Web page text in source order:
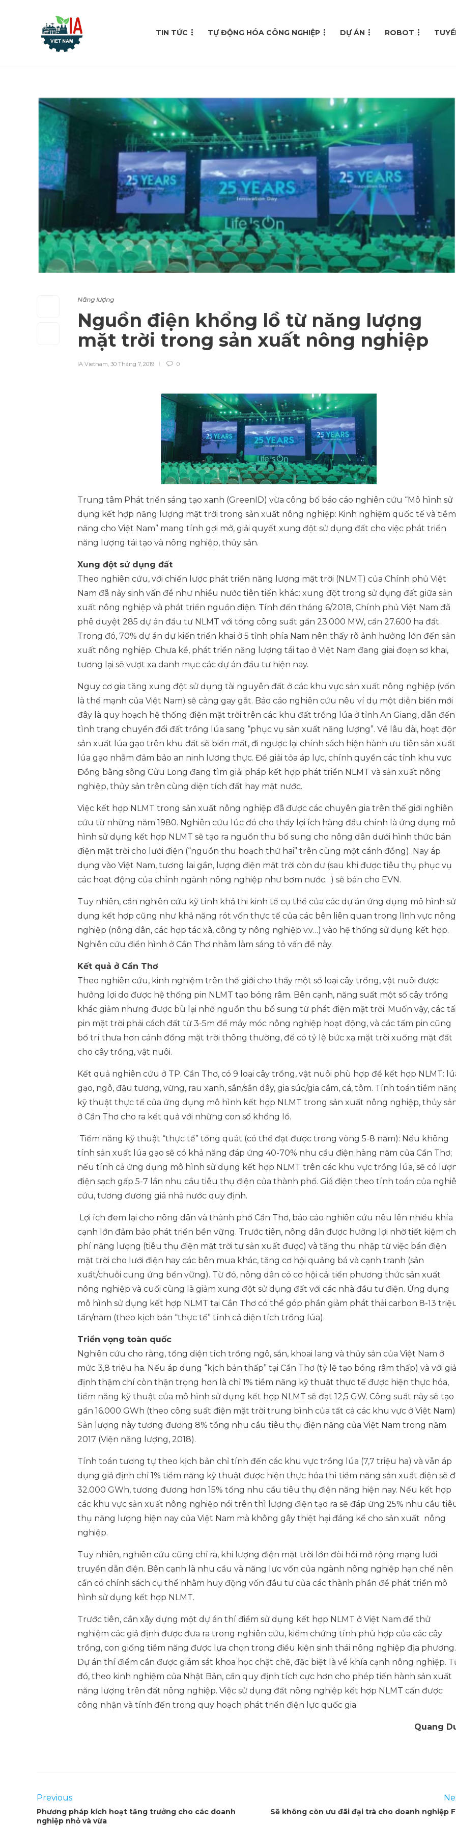
TIN TỨC TỰ ĐỘNG HÓA CÔNG NGHIỆP DỰ ÁN ROBOT
Năng lượng
Nguồn điện khổng lồ từ năng lượng
mặt trời trong sản xuất nông nghiệp
IA Vietnam, 30 Tháng 7, 2019 0
Trung tâm Phát triển sáng tạo xanh (GreenID) vừa công bố báo cáo nghiên cứu “Mô hình sử
dụng kết hợp năng lượng mặt trời trong sản xuất nông nghiệp: Kinh nghiệm quốc tế và tiềm
năng cho Việt Nam” mang tính gợi mở, giải quyết xung đột sử dụng đất cho việc phát triển
năng lượng tái tạo và nông nghiệp, thủy sản.
Xung đột sử dụng đất
Theo nghiên cứu, với chiến lược phát triển năng lượng mặt trời (NLMT) của Chính phủ Việt
Nam đã nảy sinh vấn đề như nhiều nước tiên tiến khác: xung đột trong sử dụng đất giữa sản
xuất nông nghiệp và phát triển nguồn điện. Tính đến tháng 6/2018, Chính phủ Việt Nam đã
phê duyệt 285 dự án đầu tư NLMT với tổng công suất gần 23.000 MW, cần 27.600 ha đất.
Trong đó, 70% dự án dự kiến triển khai ở 5 tỉnh phía Nam nên thấy rõ ảnh hưởng lớn đến sản
xuất nông nghiệp. Chưa kể, phát triển năng lượng tái tạo ở Việt Nam đang giai đoạn sơ khai,
tương lại sẽ vượt xa danh mục các dự án đầu tư hiện nay.
Nguy cơ gia tăng xung đột sử dụng tài nguyên đất ở các khu vực sản xuất nông nghiệp (vốn
là thế mạnh của Việt Nam) sẽ càng gay gắt. Báo cáo nghiên cứu nêu ví dụ một diễn biến mới
đây là quy hoạch hệ thống điện mặt trời trên các khu đất trồng lúa ở tỉnh An Giang, dẫn đến
tình trạng chuyển đổi đất trồng lúa sang “phục vụ sản xuất năng lượng”. Về lâu dài, hoạt
sản xuất lúa gạo trên khu đất sẽ biến mất, đi ngược lại chính sách hiện hành ưu tiên sản xuất
lúa gạo nhằm đảm bảo an ninh lương thực. Để giải tỏa áp lực, chính quyền các tỉnh khu vực
Đồng bằng sông Cửu Long đang tìm giải pháp kết hợp phát triển NLMT và sản xuất nông
nghiệp, thủy sản trên cùng diện tích đất hay mặt nước.
Việc kết hợp NLMT trong sản xuất nông nghiệp đã được các chuyên gia trên thế giới nghiên
cứu từ những năm 1980. Nghiên cứu lúc đó cho thấy lợi ích hàng đầu chính là ứng dụng mô
hình sử dụng kết hợp NLMT sẽ tạo ra nguồn thu bổ sung cho nông dân dưới hình thức bán
điện mặt trời cho lưới điện (“nguồn thu hoạch thứ hai” trên cùng một cánh đồng). Nay áp
dụng vào Việt Nam, tương lai gần, lượng điện mặt trời còn dư (sau khi được tiêu thụ phục vụ
các hoạt động của chính ngành nông nghiệp như bơm nước…) sẽ bán cho EVN.
Tuy nhiên, cần nghiên cứu kỹ tính khả thi kinh tế cụ thể của các dự án ứng dụng mô hình sử
dụng kết hợp cũng như khả năng rót vốn thực tế của các bên liên quan trong lĩnh vực nông
nghiệp (nông dân, các hợp tác xã, công ty nông nghiệp v.v…) vào hệ thống sử dụng kết hợp.
Nghiên cứu điển hình ở Cần Thơ nhằm làm sáng tỏ vấn đề này.
Kết quả ở Cần Thơ
Theo nghiên cứu, kinh nghiệm trên thế giới cho thấy một số loại cây trồng, vật nuôi được
hưởng lợi do được hệ thống pin NLMT tạo bóng râm. Bên cạnh, năng suất một số cây trồng
khác giảm nhưng được bù lại nhờ nguồn thu bổ sung từ phát điện mặt trời. Muốn vậy, các
pin mặt trời phải cách đất từ 3-5m để máy móc nông nghiệp hoạt động, và các tấm pin cũng
bố trí thưa hơn cánh đồng mặt trời thông thường, để có tỷ lệ bức xạ mặt trời xuống mặt đất
cho cây trồng, vật nuôi.
Kết quả nghiên cứu ở TP. Cần Thơ, có 9 loại cây trồng, vật nuôi phù hợp để kết hợp NLMT:
gạo, ngô, đậu tương, vừng, rau xanh, sắn/sắn dây, gia súc/gia cầm, cá, tôm. Tính toán tiềm
kỹ thuật thực tế của ứng dụng mô hình kết hợp NLMT trong sản xuất nông nghiệp, thủy
ở Cần Thơ cho ra kết quả với những con số khổng lồ.
Tiềm năng kỹ thuật “thực tế” tổng quát (có thể đạt được trong vòng 5-8 năm): Nếu không
tính sản xuất lúa gạo sẽ có khả năng đáp ứng 40-70% nhu cầu điện hàng năm của Cần Thơ;
nếu tính cả ứng dụng mô hình sử dụng kết hợp NLMT trên các khu vực trồng lúa, sẽ có
điện sạch gấp 5-7 lần nhu cầu tiêu thụ điện của thành phố. Giá điện theo tính toán của
cứu, tương đương giá nhà nước quy định.
Lợi ích đem lại cho nông dân và thành phố Cần Thơ, báo cáo nghiên cứu nêu lên nhiều khía
cạnh lớn đảm bảo phát triển bền vững. Trước tiên, nông dân được hưởng lợi nhờ tiết kiệm
phí năng lượng (tiêu thụ điện mặt trời tự sản xuất được) và tăng thu nhập từ việc bán điện
mặt trời cho lưới điện hay các bên mua khác, tăng cơ hội quảng bá và cạnh tranh (sản
xuất/chuỗi cung ứng bền vững). Từ đó, nông dân có cơ hội cải tiến phương thức sản xuất
nông nghiệp và cuối cùng là giảm xung đột sử dụng đất với các nhà đầu tư điện. Ứng dụng
mô hình sử dụng kết hợp NLMT tại Cần Thơ có thể góp phần giảm phát thải carbon 8-13
tấn/năm (theo kịch bản “thực tế” tính cả diện tích trồng lúa).
Triển vọng toàn quốc
Nghiên cứu cho rằng, tổng diện tích trồng ngô, sắn, khoai lang và thủy sản của Việt Nam ở
mức 3,8 triệu ha. Nếu áp dụng “kịch bản thấp” tại Cần Thơ (tỷ lệ tạo bóng râm thấp) và với giả
định thậm chí còn thận trọng hơn là chỉ 1% tiềm năng kỹ thuật thực tế được hiện thực hóa,
tiềm năng kỹ thuật của mô hình sử dụng kết hợp NLMT sẽ đạt 12,5 GW. Công suất này sẽ tạo
gần 16.000 GWh (theo công suất điện mặt trời trung bình của tất cả các khu vực ở Việt
Sản lượng này tương đương 8% tổng nhu cầu tiêu thụ điện năng của Việt Nam trong năm
2017 (Viện năng lượng, 2018).
Tính toán tương tự theo kịch bản chỉ tính đến các khu vực trồng lúa (7,7 triệu ha) và vẫn áp
dụng giả định chỉ 1% tiềm năng kỹ thuật được hiện thực hóa thì tiềm năng sản xuất điện sẽ
32.000 GWh, tương đương hơn 15% tổng nhu cầu tiêu thụ điện năng hiện nay. Nếu kết hợp
các khu vực sản xuất nông nghiệp nói trên thì lượng điện tạo ra sẽ đáp ứng 25% nhu cầu
thụ năng lượng hiện nay của Việt Nam mà không gây thiệt hại đáng kể cho sản xuất nông
nghiệp.
Tuy nhiên, nghiên cứu cũng chỉ ra, khi lượng điện mặt trời lớn đòi hỏi mở rộng mạng lưới
truyền dẫn điện. Bên cạnh là nhu cầu và năng lực vốn của ngành nông nghiệp hạn chế nên
cần có chính sách cụ thể nhằm huy động vốn đầu tư của các thành phần để phát triển mô
hình sử dụng kết hợp NLMT.
Trước tiên, cần xây dựng một dự án thí điểm sử dụng kết hợp NLMT ở Việt Nam để thử
nghiệm các giả định được đưa ra trong nghiên cứu, kiểm chứng tính phù hợp của các cây
trồng, con giống tiềm năng được lựa chọn trong điều kiện sinh thái nông nghiệp địa phương.
Dự án thí điểm cần được giám sát khoa học chặt chẽ, đặc biệt là về khía cạnh nông nghiệp.
đó, theo kinh nghiệm của Nhật Bản, cần quy định tích cực hơn cho phép tiến hành sản xuất
năng lượng trên đất nông nghiệp. Việc sử dụng đất nông nghiệp kết hợp NLMT cần được
công nhận và tính đến trong quy hoạch phát triển điện lực quốc gia.
Quang
Previous
Phương pháp kích hoạt tăng trưởng cho các doanh
nghiệp nhỏ và vừa
Sẽ không còn ưu đãi đại trà cho doanh nghiệp